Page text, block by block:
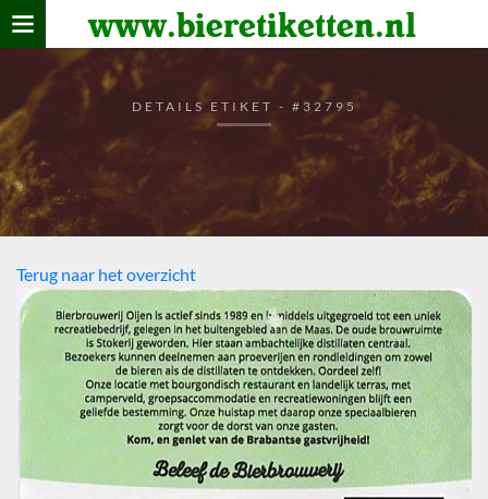
www.bieretiketten.nl
Home
verzamelen
De bierkaart
Bezoekers
DETAILS ETIKET - #32795
Terug naar het overzicht